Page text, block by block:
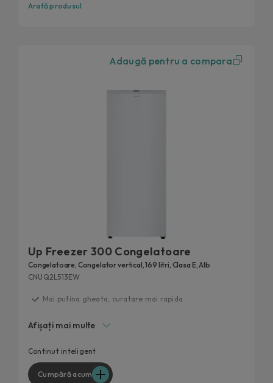
Arată produsul
Adaugă pentru a compara
Up Freezer 300 Congelatoare
Congelatoare, Congelator vertical, 169 litri, Clasa E, Alb
CNUQ2L513EW
Mai putina gheata, curatare mai rapida
Flexi Space
Ajustare rapida a temperaturii
Continut extra prin hOn
Afișați mai multe
Continut inteligent
Cumpără acum